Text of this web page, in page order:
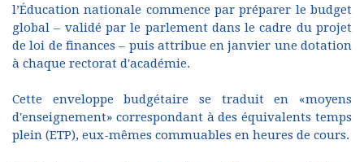
l’Éducation nationale commence par préparer le budget
global – validé par le parlement dans le cadre du projet
de loi de finances – puis attribue en janvier une dotation
à chaque rectorat d'académie.
Cette enveloppe budgétaire se traduit en «moyens
d'enseignement» correspondant à des équivalents temps
plein (ETP), eux-mêmes commuables en heures de cours.